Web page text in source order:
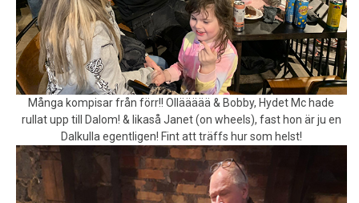
Många kompisar från förr!! Olläääää & Bobby, Hydet Mc hade
rullat upp till Dalom! & likaså Janet (on wheels), fast hon är ju en
Dalkulla egentligen! Fint att träffs hur som helst!